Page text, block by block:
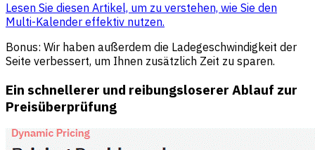
Lesen Sie diesen Artikel, um zu verstehen, wie Sie den
Multi-Kalender effektiv nutzen.
Bonus: Wir haben außerdem die Ladegeschwindigkeit der
Seite verbessert, um Ihnen zusätzlich Zeit zu sparen.
Ein schnellerer und reibungsloserer Ablauf zur
Preisüberprüfung